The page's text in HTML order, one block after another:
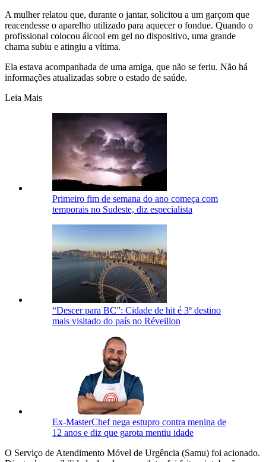
A mulher relatou que, durante o jantar, solicitou a um garçom que
reacendesse o aparelho utilizado para aquecer o fondue. Quando o
profissional colocou álcool em gel no dispositivo, uma grande
chama subiu e atingiu a vítima.
Ela estava acompanhada de uma amiga, que não se feriu. Não há
informações atualizadas sobre o estado de saúde.
Leia Mais
Primeiro fim de semana do ano começa com
temporais no Sudeste, diz especialista
“Descer para BC”: Cidade de hit é 3º destino
mais visitado do país no Réveillon
Ex-MasterChef nega estupro contra menina de
12 anos e diz que garota mentiu idade
O Serviço de Atendimento Móvel de Urgência (Samu) foi acionado.